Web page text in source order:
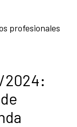
profesionales
2024: